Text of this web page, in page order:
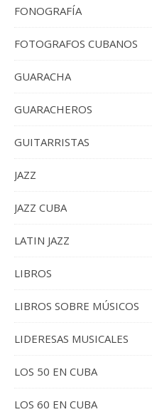
FONOGRAFÍA
FOTOGRAFOS CUBANOS
GUARACHA
GUARACHEROS
GUITARRISTAS
JAZZ
JAZZ CUBA
LATIN JAZZ
LIBROS
LIBROS SOBRE MÚSICOS
LIDERESAS MUSICALES
LOS 50 EN CUBA
LOS 60 EN CUBA